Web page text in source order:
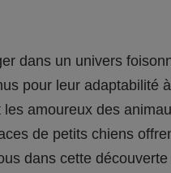
dans un univers
pour leur adaptabilité
amoureux des
de petits chiens
dans cette